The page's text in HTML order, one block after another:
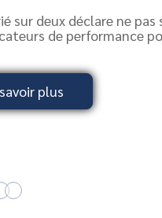
sur deux déclare ne
de performance
plus